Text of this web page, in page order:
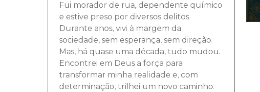
Fui morador de rua, dependente químico
e estive preso por diversos delitos.
Durante anos, vivi à margem da
sociedade, sem esperança, sem direção.
Mas, há quase uma década, tudo mudou.
Encontrei em Deus a força para
transformar minha realidade e, com
determinação, trilhei um novo caminho.